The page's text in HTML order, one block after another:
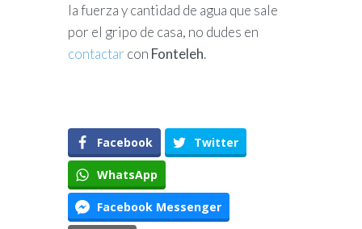
la fuerza y cantidad de agua que sale
por el gripo de casa, no dudes en
contactar con Fonteleh.
Facebook Twitter
WhatsApp
Facebook Messenger